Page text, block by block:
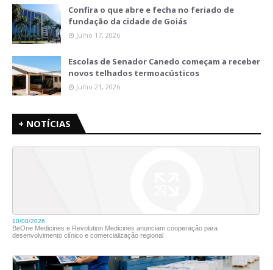
Confira o que abre e fecha no feriado de
fundação da cidade de Goiás
Julho 17, 2026
Escolas de Senador Canedo começam a receber
novos telhados termoacústicos
Julho 21, 2026
+ NOTÍCIAS